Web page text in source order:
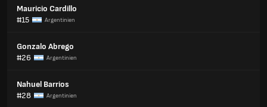
Mauricio Cardillo
#15
Argentinien
Gonzalo Abrego
#26
Argentinien
Nahuel Barrios
#28
Argentinien